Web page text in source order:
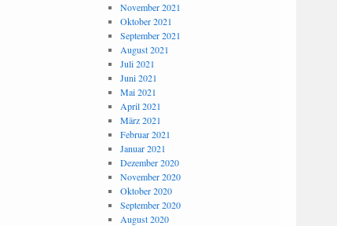
November 2021
Oktober 2021
September 2021
August 2021
Juli 2021
Juni 2021
Mai 2021
April 2021
März 2021
Februar 2021
Januar 2021
Dezember 2020
November 2020
Oktober 2020
September 2020
August 2020